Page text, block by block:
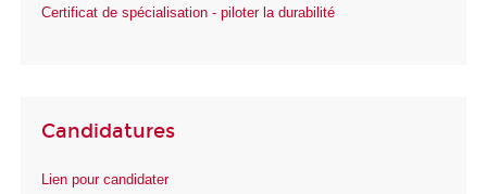
Certificat de spécialisation - piloter la durabilité
Candidatures
Lien pour candidater